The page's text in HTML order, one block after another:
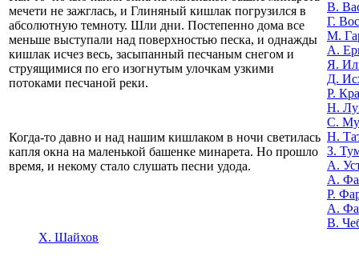
мечети не зажглась, и Глиняный кишлак погрузился в
абсолютную темноту. Шли дни. Постепенно дома все
меньше выступали над поверхностью песка, и однажды
кишлак исчез весь, засыпанный песчаным снегом и
струящимися по его изогнутым улочкам узкими
потоками песчаной реки.
Когда-то давно и над нашим кишлаком в ночи светилась
капля окна на маленькой башенке минарета. Но прошло
время, и некому стало слушать песни удода.
В.
Г.
М.
А.
Я.
Д.
Р.
Н.
С.
Н.
З.
А.
А.
Р.
А.
В.
Х. Шайхов